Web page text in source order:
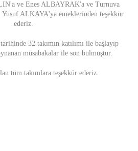
ve Enes ALBAYRAK'a ve Turnuva
Yusuf ALKAYA'ya emeklerinden teşekkür
ederiz.
32 takımın katılımı ile başlayıp
müsabakalar ile son bulmuştur.
tüm takımlara teşekkür ederiz.